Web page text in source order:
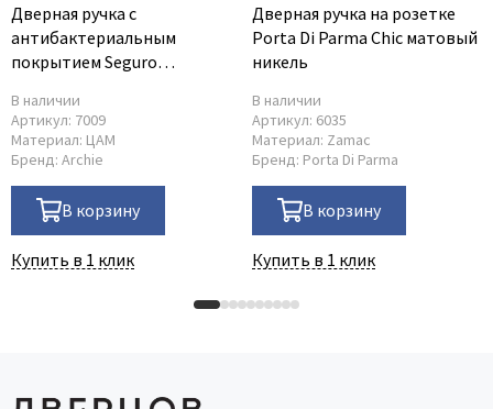
Дверная ручка с
антибактериальным
покрытием Seguro
В наличии
Артикул: 7009
Материал: ЦАМ
Бренд: Archie
В корзину
Купить в 1 клик
Дверная ручка на розетке
Porta Di Parma Chic матовый
никель
В наличии
Артикул: 6035
Материал: Zamac
Бренд: Porta Di Parma
В корзину
Купить в 1 клик